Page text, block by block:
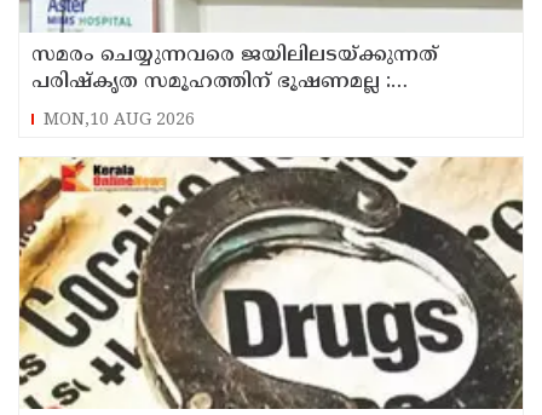
സമരം ചെയ്യുന്നവരെ ജയിലിലടയ്ക്കുന്നത്
പരിഷ്കൃത സമൂഹത്തിന് ഭൂഷണമല്ല :
അടിയന്തരമായി ആദിവാസികൾക്ക് ഭൂമി
MON,10 AUG 2026